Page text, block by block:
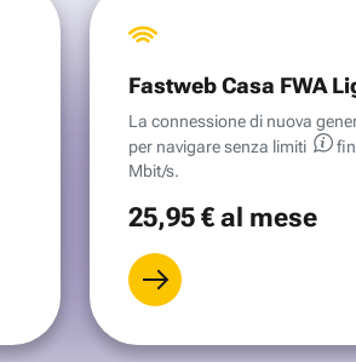
Fastweb Casa FWA
La connessione di nuova
per navigare senza limiti
Mbit/s.
25,95 €al mese